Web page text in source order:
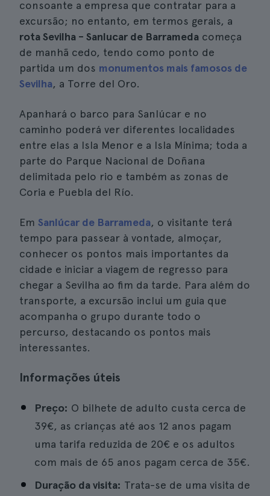
consoante a empresa que contratar para a
excursão; no entanto, em termos gerais, a
rota Sevilha - Sanlucar de Barrameda começa
de manhã cedo, tendo como ponto de
partida um dos monumentos mais famosos de
Sevilha, a Torre del Oro.
Apanhará o barco para Sanlúcar e no
caminho poderá ver diferentes localidades
entre elas a Isla Menor e a Isla Mínima; toda a
parte do Parque Nacional de Doñana
delimitada pelo rio e também as zonas de
Coria e Puebla del Río.
Em Sanlúcar de Barrameda, o visitante terá
tempo para passear à vontade, almoçar,
conhecer os pontos mais importantes da
cidade e iniciar a viagem de regresso para
chegar a Sevilha ao fim da tarde. Para além do
transporte, a excursão inclui um guia que
acompanha o grupo durante todo o
percurso, destacando os pontos mais
interessantes.
Informações úteis
Preço: O bilhete de adulto custa cerca de
39€, as crianças até aos 12 anos pagam
uma tarifa reduzida de 20€ e os adultos
com mais de 65 anos pagam cerca de 35€.
Duração da visita: Trata-se de uma visita de